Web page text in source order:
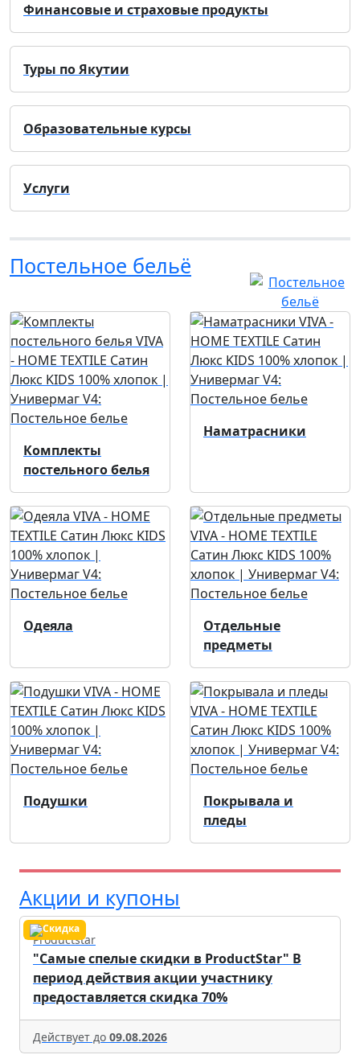
Финансовые и страховые продукты
Туры по Якутии
Образовательные курсы
Услуги
Постельное бельё
Комплекты
постельного белья
Наматрасники
Одеяла
Отдельные
предметы
Подушки
Покрывала и
пледы
Акции и купоны
Productstar
"Самые спелые скидки в ProductStar" В
период действия акции участнику
предоставляется скидка 70%
Действует до 09.08.2026